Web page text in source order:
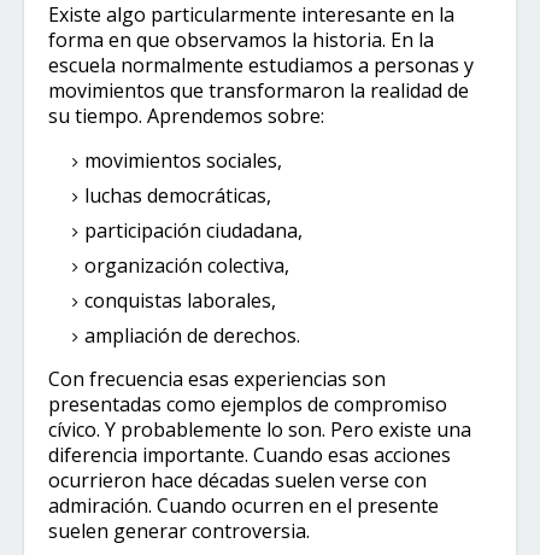
Existe algo particularmente interesante en la
forma en que observamos la historia. En la
escuela normalmente estudiamos a personas y
movimientos que transformaron la realidad de
su tiempo. Aprendemos sobre:
movimientos sociales,
luchas democráticas,
participación ciudadana,
organización colectiva,
conquistas laborales,
ampliación de derechos.
Con frecuencia esas experiencias son
presentadas como ejemplos de compromiso
cívico. Y probablemente lo son. Pero existe una
diferencia importante. Cuando esas acciones
ocurrieron hace décadas suelen verse con
admiración. Cuando ocurren en el presente
suelen generar controversia.